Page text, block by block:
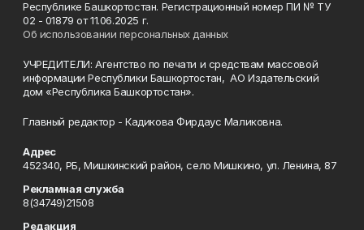
Республике Башкортостан. Регистрационный номер ПИ № ТУ
02 - 01879 от 11.06.2025 г.
Об использовании персональных данных
УЧРЕДИТЕЛИ: Агентство по печати и средствам массовой
информации Республики Башкортостан, АО Издательский
дом «Республика Башкортостан».
Главный редактор - Кадикова Фирдаус Маликовна.
Адрес
452340, РБ, Мишкинский район, село Мишкино, ул. Ленина, 87
Рекламная служба
8(34749)21508
Редакция